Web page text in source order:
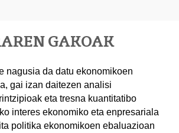
GAKOAK
nagusia da datu ekonomikoen
gai izan daitezen analisi
eta tresna kuantitatibo
interes ekonomiko eta enpresariala
politika ekonomikoen ebaluazioan